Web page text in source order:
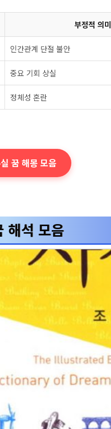
부정적 의미
인간관계 단절 불안
중요 기회 상실
정체성 혼란
꿈 해몽 모음
해석 모음